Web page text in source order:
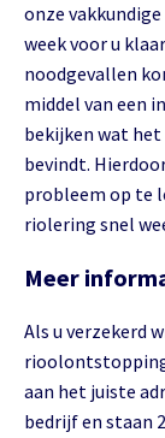
onze
week voor u
noodgevallen
middel van een
bekijken wat het
bevindt.
probleem op te
riolering snel
Meer
Als u verzekerd
aan het juiste
bedrijf en staan